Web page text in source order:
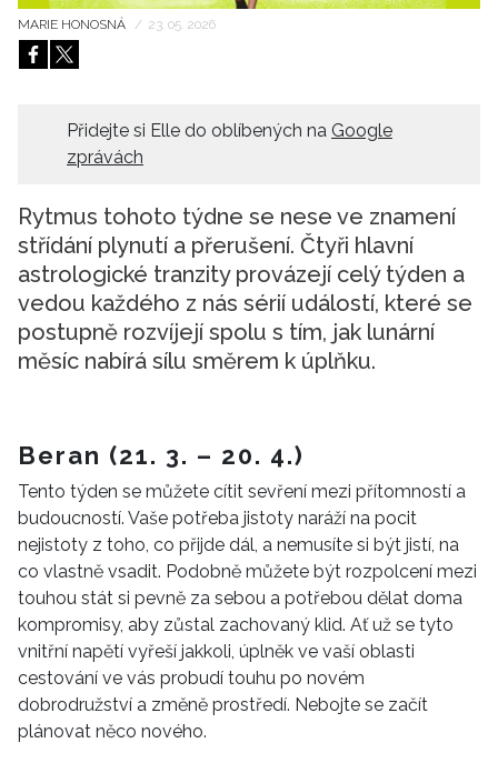
HOME
MARIE HONOSNÁ / 23. 05. 2026
Přidejte si Elle do oblíbených na Google
zprávách
Rytmus tohoto týdne se nese ve znamení
střídání plynutí a přerušení. Čtyři hlavní
astrologické tranzity provázejí celý týden a
vedou každého z nás sérií událostí, které se
postupně rozvíjejí spolu s tím, jak lunární
měsíc nabírá sílu směrem k úplňku.
Beran (21. 3. – 20. 4.)
Tento týden se můžete cítit sevření mezi přítomností a
budoucností. Vaše potřeba jistoty naráží na pocit
nejistoty z toho, co přijde dál, a nemusíte si být jistí, na
co vlastně vsadit. Podobně můžete být rozpolcení mezi
touhou stát si pevně za sebou a potřebou dělat doma
kompromisy, aby zůstal zachovaný klid. Ať už se tyto
vnitřní napětí vyřeší jakkoli, úplněk ve vaší oblasti
cestování ve vás probudí touhu po novém
dobrodružství a změně prostředí. Nebojte se začít
plánovat něco nového.